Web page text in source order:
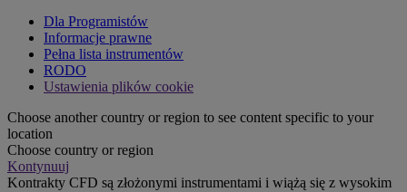
Dla Programistów
Informacje prawne
Pełna lista instrumentów
RODO
Ustawienia plików cookie
Choose another country or region to see content specific to your
location
Choose country or region
Kontynuuj
Kontrakty CFD są złożonymi instrumentami i wiążą się z wysokim